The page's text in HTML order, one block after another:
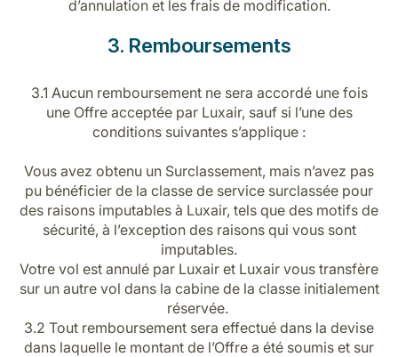
d’annulation et les frais de modification.
3. Remboursements
3.1 Aucun remboursement ne sera accordé une fois
une Offre acceptée par Luxair, sauf si l’une des
conditions suivantes s’applique :
Vous avez obtenu un Surclassement, mais n’avez pas
pu bénéficier de la classe de service surclassée pour
des raisons imputables à Luxair, tels que des motifs de
sécurité, à l’exception des raisons qui vous sont
imputables.
Votre vol est annulé par Luxair et Luxair vous transfère
sur un autre vol dans la cabine de la classe initialement
réservée.
3.2 Tout remboursement sera effectué dans la devise
dans laquelle le montant de l’Offre a été soumis et sur